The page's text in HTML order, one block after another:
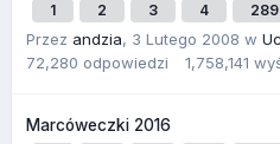
1 2 3 4
Przez andzia, 3 Lutego 2008 w
72,280 odpowiedzi 1,758,141
Marcóweczki 2016